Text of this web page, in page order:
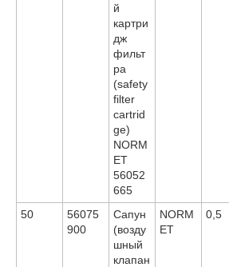
й
картри
дж
фильт
ра
(safety
filter
cartrid
ge)
NORM
ET
56052
665
50
56075
900
Сапун
(возду
шный
клапан
NORM
ET
0,5